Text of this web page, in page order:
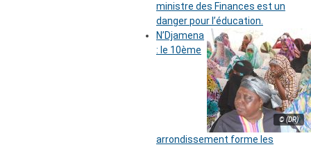
ministre des Finances est un
danger pour l’éducation.
© (DR)
N’Djamena
: le 10ème
arrondissement forme les